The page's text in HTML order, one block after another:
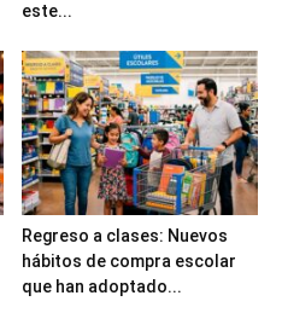
este...
Regreso a clases: Nuevos
hábitos de compra escolar
que han adoptado...